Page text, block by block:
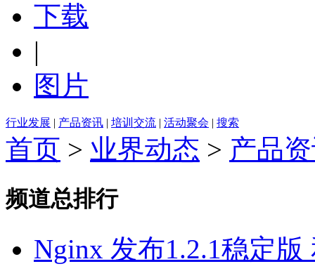
下载
|
图片
行业发展 | 产品资讯 | 培训交流 | 活动聚会 | 搜索
首页 > 业界动态 > 产品
频道总排行
Nginx 发布1.2.1稳定版